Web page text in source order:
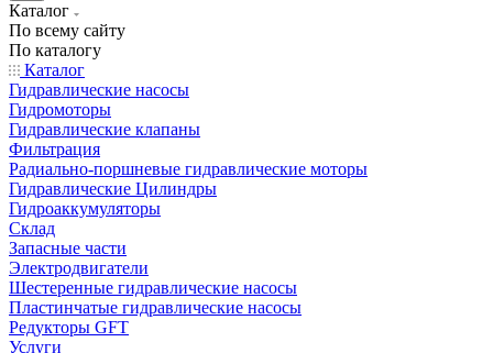
Каталог
По всему сайту
По каталогу
Каталог
Гидравлические насосы
Гидромоторы
Гидравлические клапаны
Фильтрация
Радиально-поршневые гидравлические моторы
Гидравлические Цилиндры
Гидроаккумуляторы
Склад
Запасные части
Электродвигатели
Шестеренные гидравлические насосы
Пластинчатые гидравлические насосы
Редукторы GFT
Услуги